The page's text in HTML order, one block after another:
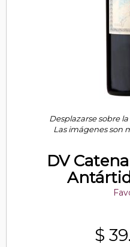
Desplazarse sobre
Las imágenes son
DV
$